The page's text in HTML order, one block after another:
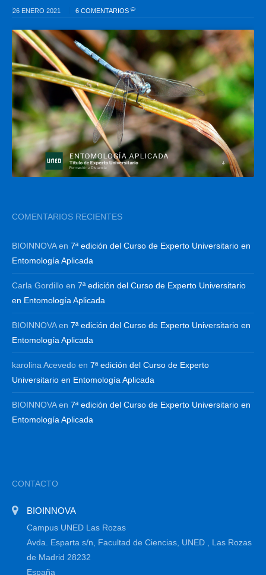
26 ENERO 2021 6 COMENTARIOS
COMENTARIOS RECIENTES
BIOINNOVAen 7ª edición del Curso de Experto Universitario en
Entomología Aplicada
Carla Gordillo en 7ª edición del Curso de Experto Universitario
en Entomología Aplicada
BIOINNOVAen 7ª edición del Curso de Experto Universitario en
Entomología Aplicada
karolina Acevedo en 7ª edición del Curso de Experto
Universitario en Entomología Aplicada
BIOINNOVAen 7ª edición del Curso de Experto Universitario en
Entomología Aplicada
CONTACTO
BIOINNOVA
Campus UNED Las Rozas
Avda. Esparta s/n, Facultad de Ciencias, UNED , Las Rozas
de Madrid 28232
España